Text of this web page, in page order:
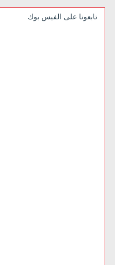
تابعونا على الفيس بوك